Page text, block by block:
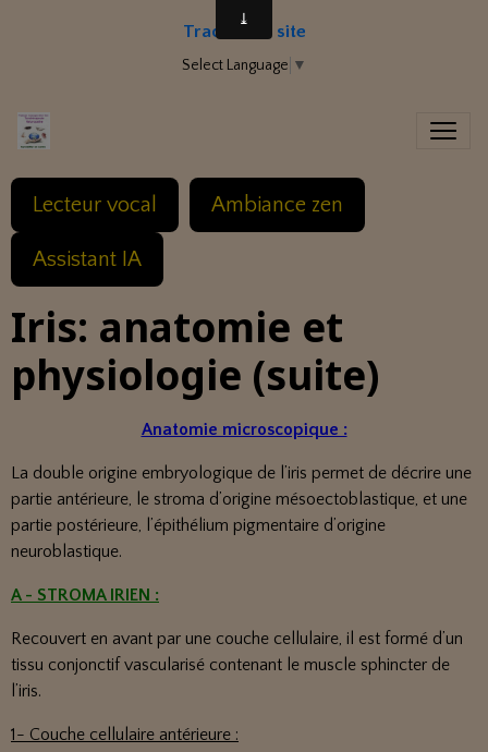
Traduire le site
Select Language ▼
Lecteur vocal Ambiance zen
Assistant IA
Iris: anatomie et
physiologie (suite)
Anatomie microscopique :
La double origine embryologique de l’iris permet de décrire une
partie antérieure, le stroma d’origine mésoectoblastique, et une
partie postérieure, l’épithélium pigmentaire d’origine
neuroblastique.
A - STROMA IRIEN :
Recouvert en avant par une couche cellulaire, il est formé d’un
tissu conjonctif vascularisé contenant le muscle sphincter de
l’iris.
1- Couche cellulaire antérieure :